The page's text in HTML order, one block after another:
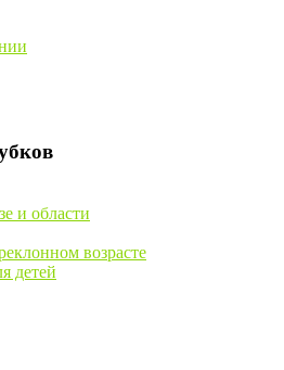
и области
возрасте
детей